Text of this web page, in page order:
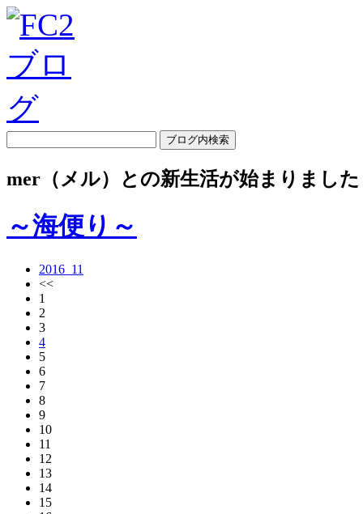
mer（メル）との新生活が始まりました
～海便り～
2016_11
<<
1
2
3
4
5
6
7
8
9
10
11
12
13
14
15